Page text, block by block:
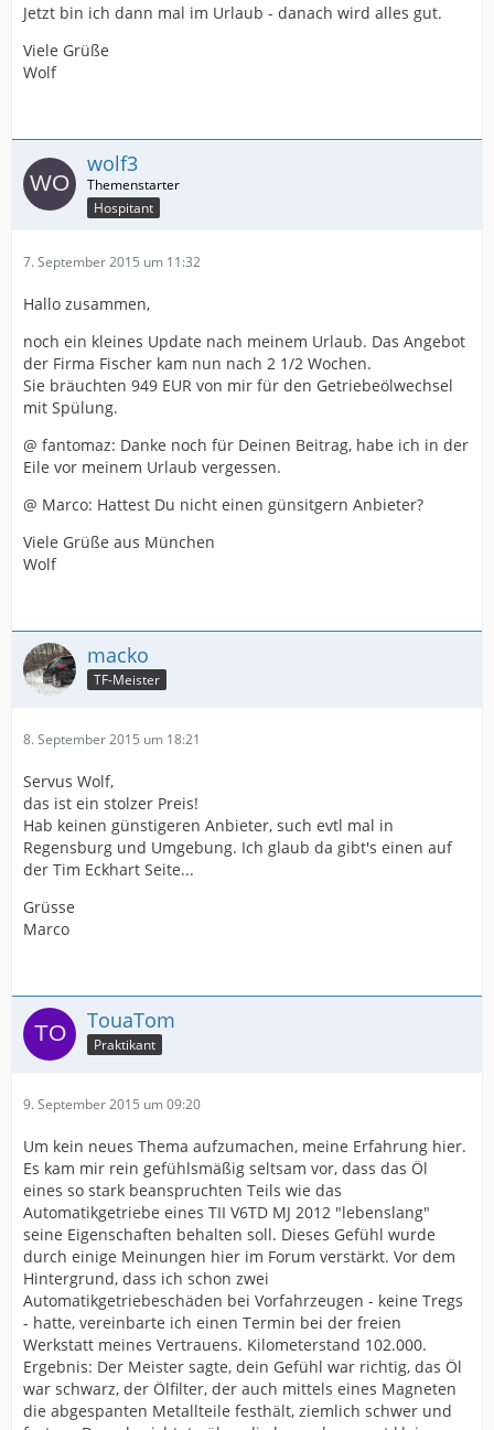
Jetzt bin ich dann mal im Urlaub - danach wird alles gut.
Viele Grüße
Wolf
wolf3
Hospitant
7. September 2015 um 11:32
Hallo zusammen,
noch ein kleines Update nach meinem Urlaub. Das Angebot
der Firma Fischer kam nun nach 2 1/2 Wochen.
Sie bräuchten 949 EUR von mir für den Getriebeölwechsel
mit Spülung.
@ fantomaz: Danke noch für Deinen Beitrag, habe ich in der
Eile vor meinem Urlaub vergessen.
@ Marco: Hattest Du nicht einen günsitgern Anbieter?
Viele Grüße aus München
Wolf
macko
TF-Meister
8. September 2015 um 18:21
Servus Wolf,
das ist ein stolzer Preis!
Hab keinen günstigeren Anbieter, such evtl mal in
Regensburg und Umgebung. Ich glaub da gibt's einen auf
der Tim Eckhart Seite...
Grüsse
Marco
TouaTom
Praktikant
9. September 2015 um 09:20
Um kein neues Thema aufzumachen, meine Erfahrung hier.
Es kam mir rein gefühlsmäßig seltsam vor, dass das Öl
eines so stark beanspruchten Teils wie das
Automatikgetriebe eines TII V6TD MJ 2012 "lebenslang"
seine Eigenschaften behalten soll. Dieses Gefühl wurde
durch einige Meinungen hier im Forum verstärkt. Vor dem
Hintergrund, dass ich schon zwei
Automatikgetriebeschäden bei Vorfahrzeugen - keine Tregs
- hatte, vereinbarte ich einen Termin bei der freien
Werkstatt meines Vertrauens. Kilometerstand 102.000.
Ergebnis: Der Meister sagte, dein Gefühl war richtig, das Öl
war schwarz, der Ölfilter, der auch mittels eines Magneten
die abgespanten Metallteile festhält, ziemlich schwer und